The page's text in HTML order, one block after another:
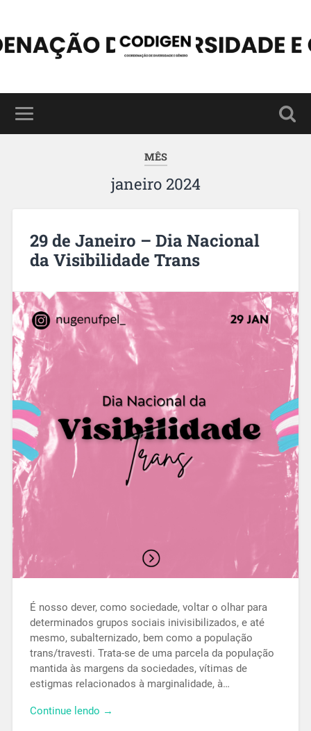
MÊS
janeiro 2024
29 de Janeiro – Dia Nacional
da Visibilidade Trans
É nosso dever, como sociedade, voltar o olhar para
determinados grupos sociais inivisibilizados, e até
mesmo, subalternizado, bem como a população
trans/travesti. Trata-se de uma parcela da população
mantida às margens da sociedades, vítimas de
estigmas relacionados à marginalidade, à…
Continue lendo →